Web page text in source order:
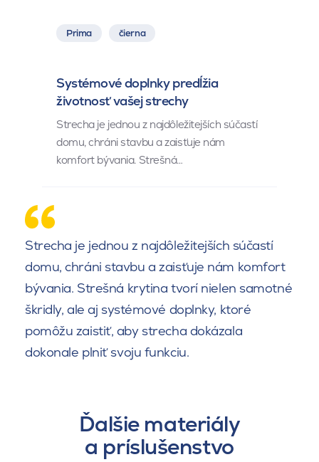
Prima čierna
Systémové doplnky predĺžia
životnosť vašej strechy
Strecha je jednou z najdôležitejších súčastí
domu, chráni stavbu a zaisťuje nám
komfort bývania. Strešná…
Strecha je jednou z najdôležitejších súčastí
domu, chráni stavbu a zaisťuje nám komfort
bývania. Strešná krytina tvorí nielen samotné
škridly, ale aj systémové doplnky, ktoré
pomôžu zaistiť, aby strecha dokázala
dokonale plniť svoju funkciu.
Ďalšie materiály
a príslušenstvo